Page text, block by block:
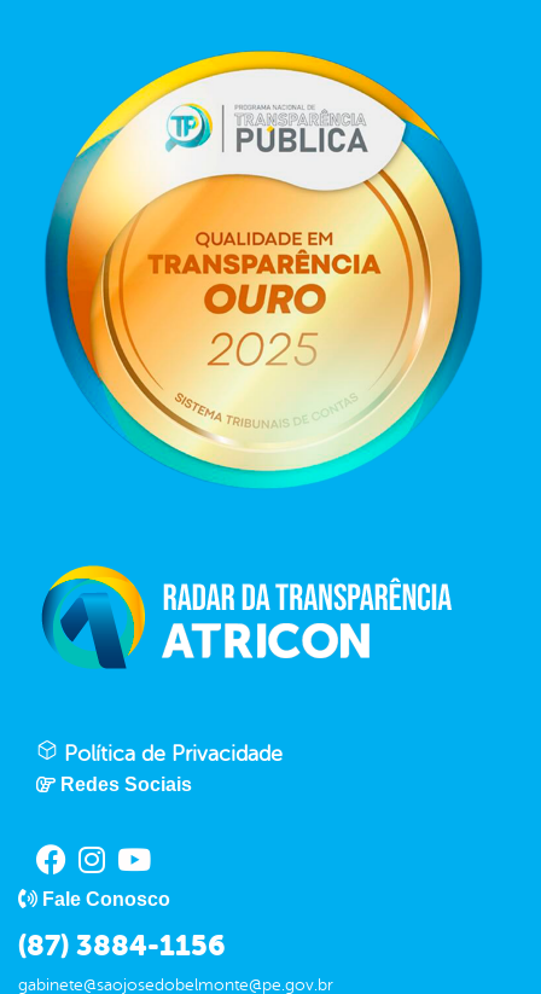
Política de Privacidade
Redes Sociais
Fale Conosco
(87) 3884-1156
gabinete@saojosedobelmonte@pe.gov.br